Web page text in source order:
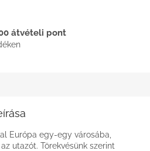
átvételi pont
Európa egy-egy városába,
utazót. Törekvésünk szerint